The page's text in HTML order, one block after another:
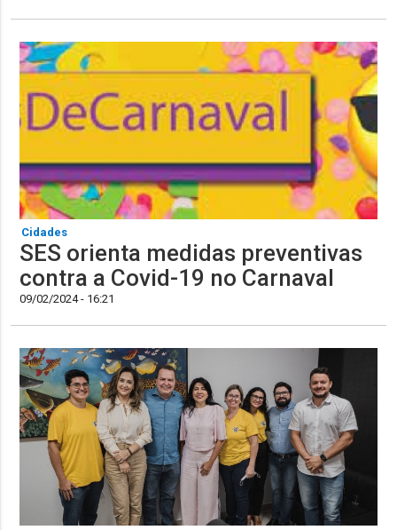
Cidades
SES orienta medidas preventivas
contra a Covid-19 no Carnaval
09/02/2024 - 16:21